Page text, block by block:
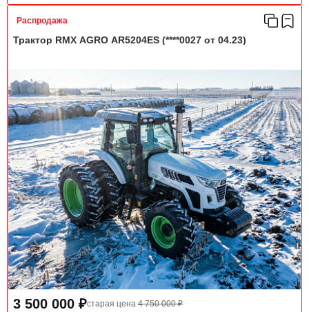
Распродажа
Трактор RMX AGRO AR5204ES (****0027 от 04.23)
3 500 000 ₽старая цена 4 750 000 ₽